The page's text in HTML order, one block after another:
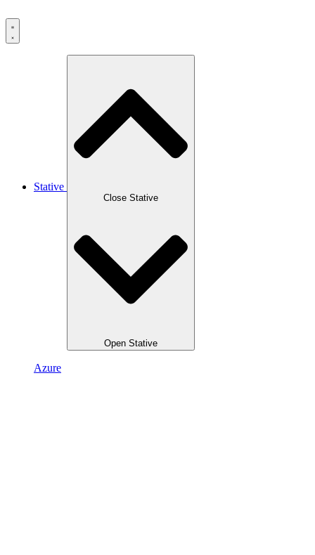
to
content
Stative
Close Stative
Open Stative
Azure